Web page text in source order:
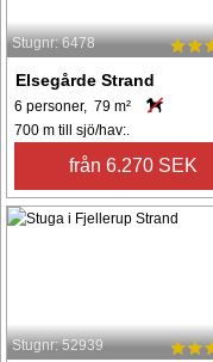
Stugnr: 6478
Elsegårde Strand
6 personer, 79 m²
700 m till sjö/hav:.
från 6.270 SEK
Stugnr: 52939